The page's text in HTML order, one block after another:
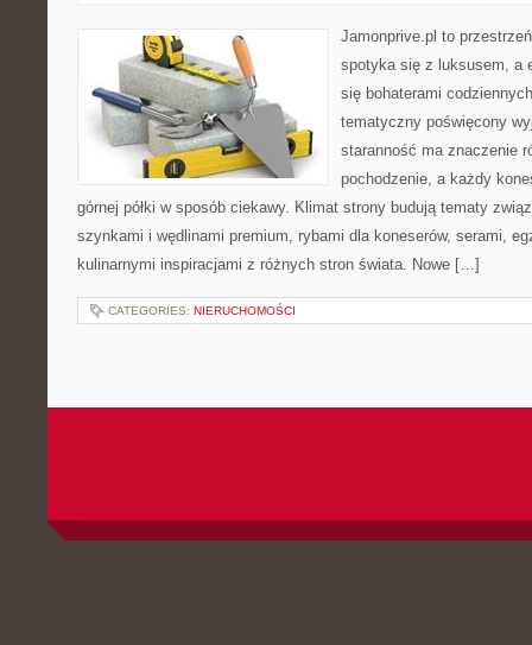
Jamonprive.pl to
spotyka się z luksusem, a
się bohaterami
tematyczny poświęcony
staranność ma znaczenie
pochodzenie, a każdy
górnej półki w sposób ciekawy. Klimat strony budują tematy
szynkami i wędlinami premium, rybami dla koneserów, serami,
kulinarnymi inspiracjami z różnych stron świata. Nowe […]
CATEGORIES: NIERUCHOMOŚCI